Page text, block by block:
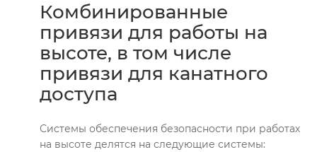
Комбинированные
привязи для работы на
высоте, в том числе
привязи для канатного
доступа
Системы обеспечения безопасности при работах
на высоте делятся на следующие системы: